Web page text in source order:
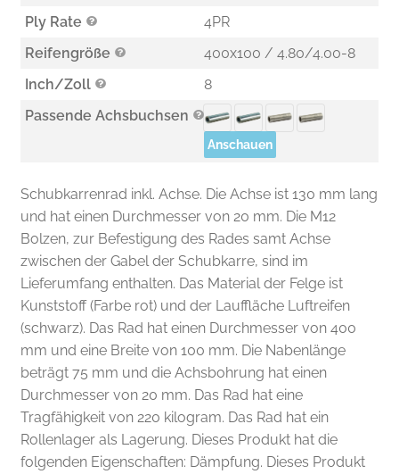
Schubkarrenrad inkl. Achse. Die Achse ist 130 mm lang
und hat einen Durchmesser von 20 mm. Die M12
Bolzen, zur Befestigung des Rades samt Achse
zwischen der Gabel der Schubkarre, sind im
Lieferumfang enthalten. Das Material der Felge ist
Kunststoff (Farbe rot) und der Lauffläche Luftreifen
(schwarz). Das Rad hat einen Durchmesser von 400
mm und eine Breite von 100 mm. Die Nabenlänge
beträgt 75 mm und die Achsbohrung hat einen
Durchmesser von 20 mm. Das Rad hat eine
Tragfähigkeit von 220 kilogram. Das Rad hat ein
Rollenlager als Lagerung. Dieses Produkt hat die
folgenden Eigenschaften: Dämpfung. Dieses Produkt
Ply Rate
4PR
Reifengröße
400x100 / 4.80/4.00-8
Inch/Zoll
8
Passende Achsbuchsen
Anschauen